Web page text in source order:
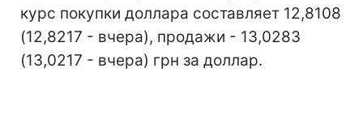
курс покупки доллара составляет 12,8108
(12,8217 - вчера), продажи - 13,0283
(13,0217 - вчера) грн за доллар.